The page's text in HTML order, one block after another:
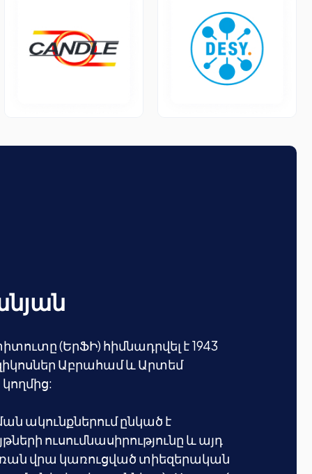
(ԵրՖԻ) հիմնադրվել է 1943
Աբրահամ և Արտեմ
ակունքներում ընկած է
ուսումնասիրությունը և այդ
վրա կառուցված տիեզերական